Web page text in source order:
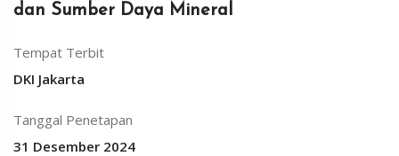
dan Sumber Daya Mineral
Tempat Terbit
DKI Jakarta
Tanggal Penetapan
31 Desember 2024